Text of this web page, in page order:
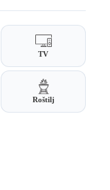
TV
Roštilj